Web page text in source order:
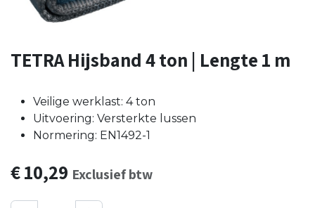
TETRA Hijsband 4 ton | Lengte 1 m
Veilige werklast: 4 ton
Uitvoering: Versterkte lussen
Normering: EN1492-1
€10,29 Exclusief btw